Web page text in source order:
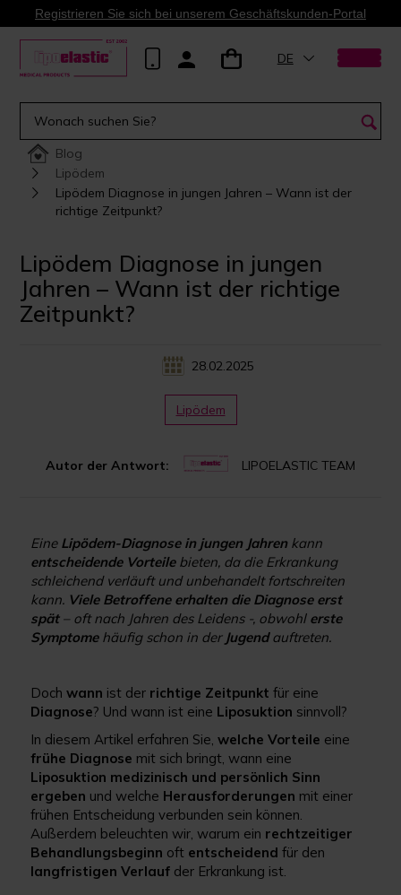
Registrieren Sie sich bei unserem Geschäftskunden-Portal
DE
Blog
Lipödem
Lipödem Diagnose in jungen Jahren – Wann ist der
richtige Zeitpunkt?
Lipödem Diagnose in jungen
Jahren – Wann ist der richtige
Zeitpunkt?
28.02.2025
Autor der Antwort: LIPOELASTIC TEAM
Lipödem
Eine Lipödem-Diagnose in jungen Jahren kann
entscheidende Vorteilebieten, da die Erkrankung
schleichend verläuft und unbehandelt fortschreiten
kann. Viele Betroffene erhalten die Diagnose erst
spät– oft nach Jahren des Leidens -, obwohl erste
Symptomehäufig schon in der Jugendauftreten.
Dochwann ist der richtige Zeitpunkt für eine
Diagnose? Und wann ist eine Liposuktion sinnvoll?
In diesem Artikel erfahren Sie,welche Vorteile eine
frühe Diagnose mit sich bringt, wann eine
Liposuktion medizinisch und persönlich Sinn
ergeben und welche Herausforderungen mit einer
frühen Entscheidung verbunden sein können.
Außerdem beleuchten wir, warum ein rechtzeitiger
Behandlungsbeginn oft entscheidend für den
langfristigen Verlauf der Erkrankung ist.